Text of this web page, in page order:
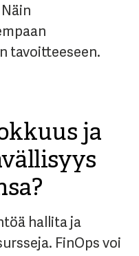
tavoitteeseen.
ja
hallita ja
FinOps voi